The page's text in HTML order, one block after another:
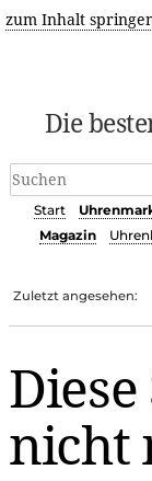
zum Inhalt
Die
Start
Magazin
Zuletzt angesehen:
nicht